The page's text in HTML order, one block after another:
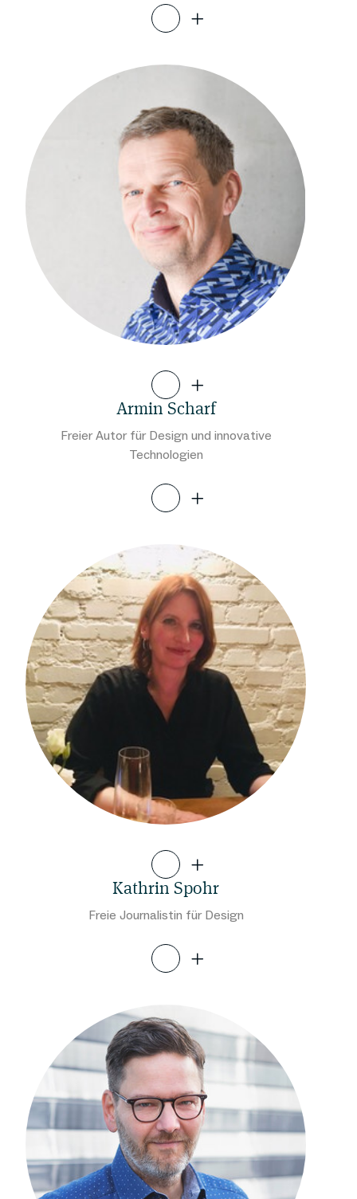
Armin Scharf
Freier Autor für Design und innovative
Technologien
Kathrin Spohr
Freie Journalistin für Design